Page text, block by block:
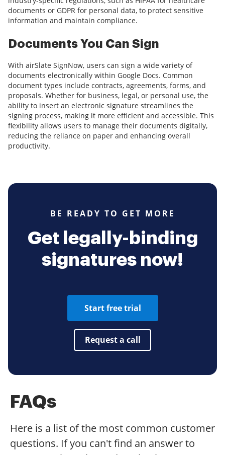
documents or GDPR for personal data, to protect sensitive
information and maintain compliance.
Documents You Can Sign
With airSlate SignNow, users can sign a wide variety of
documents electronically within Google Docs. Common
document types include contracts, agreements, forms, and
proposals. Whether for business, legal, or personal use, the
ability to insert an electronic signature streamlines the
signing process, making it more efficient and accessible. This
flexibility allows users to manage their documents digitally,
reducing the reliance on paper and enhancing overall
productivity.
BE READY TO GET MORE
Get legally-binding
signatures now!
Start free trial
Request a call
FAQs
Here is a list of the most common customer
questions. If you can't find an answer to